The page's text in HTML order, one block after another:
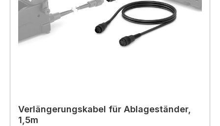
Verlängerungskabel für Ablageständer,
1,5m